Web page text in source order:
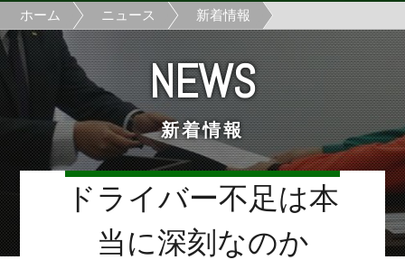
ホーム ニュース 新着情報
NEWS
新着情報
ドライバー不足は本
当に深刻なのか